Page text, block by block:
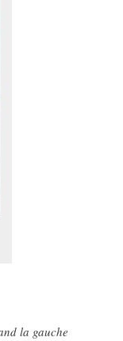
la gauche